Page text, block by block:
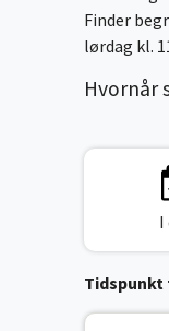
Finder
lørdag kl.
Hvornår
I
Tidspunkt